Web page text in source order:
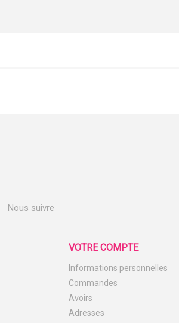
Nous suivre
VOTRE COMPTE
Informations personnelles
Commandes
Avoirs
Adresses